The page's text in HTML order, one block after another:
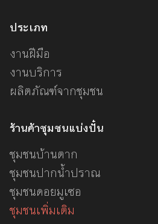
ประเภท
งานฝีมือ
งานบริการ
ผลิตภัณฑ์จากชุมชน
ร้านค้าชุมชนแบ่งปั๋น
ชุมชนบ้านตาก
ชุมชนปากน้ำปราณ
ชุมชนดอยมูเซอ
ชุมชนเพิ่มเติม